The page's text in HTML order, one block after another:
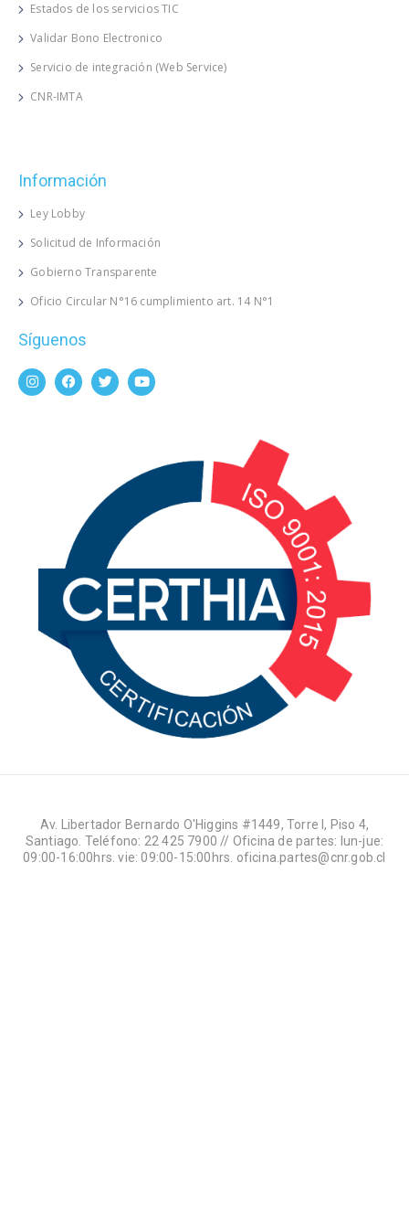
Estados de los servicios TIC
Validar Bono Electronico
Servicio de integración (Web Service)
CNR-IMTA
Información
Ley Lobby
Solicitud de Información
Gobierno Transparente
Oficio Circular N°16 cumplimiento art. 14 N°1
Síguenos
Av. Libertador Bernardo O'Higgins #1449, Torre I, Piso 4,
Santiago. Teléfono: 22 425 7900 // Oficina de partes: lun-jue:
09:00-16:00hrs. vie: 09:00-15:00hrs. oficina.partes@cnr.gob.cl